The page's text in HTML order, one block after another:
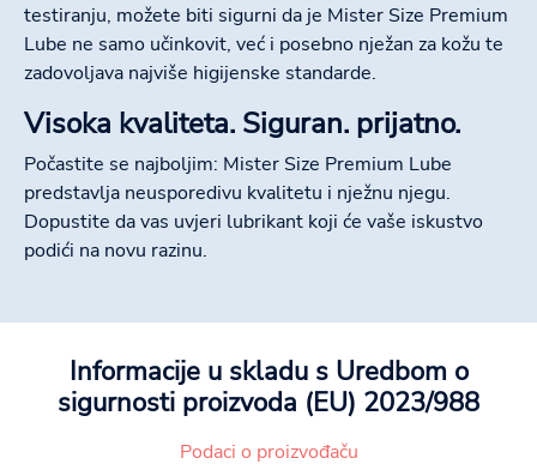
testiranju, možete biti sigurni da je Mister Size Premium
Lube ne samo učinkovit, već i posebno nježan za kožu te
zadovoljava najviše higijenske standarde.
Visoka kvaliteta. Siguran. prijatno.
Počastite se najboljim: Mister Size Premium Lube
predstavlja neusporedivu kvalitetu i nježnu njegu.
Dopustite da vas uvjeri lubrikant koji će vaše iskustvo
podići na novu razinu.
Informacije u skladu s Uredbom o
sigurnosti proizvoda (EU) 2023/988
Podaci o proizvođaču